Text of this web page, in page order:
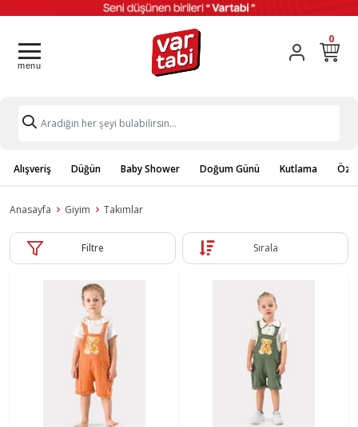
0
Alışveriş Düğün Baby Shower Doğum Günü Kutlama
Anasayfa Giyim Takımlar
Filtre Sırala